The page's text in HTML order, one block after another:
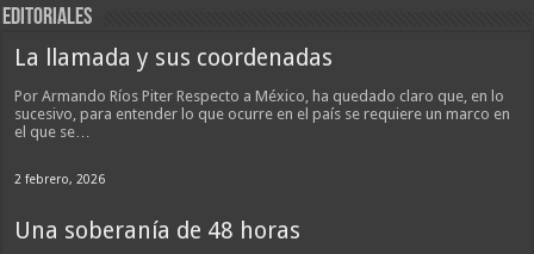
EDITORIALES
La llamada y sus coordenadas
Por Armando Ríos Piter Respecto a México, ha quedado claro que, en lo
sucesivo, para entender lo que ocurre en el país se requiere un marco en
el que se…
2 febrero, 2026
Una soberanía de 48 horas